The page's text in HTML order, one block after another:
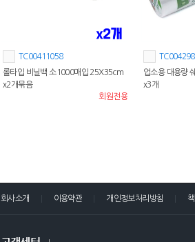
TC00411058
롤타입 비닐백 소1000매입 25X35cm
x2개묶음
회원전용
업소용 대용량
x3개
회사소개 이용약관 개인정보처리방침